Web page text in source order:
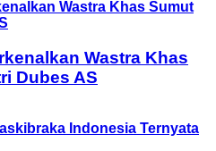
Wastra Khas
Dubes AS